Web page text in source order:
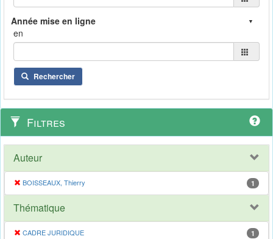
en
Rechercher
Filtres
Auteur
BOISSEAUX, Thierry 1
Thématique
CADRE JURIDIQUE 1